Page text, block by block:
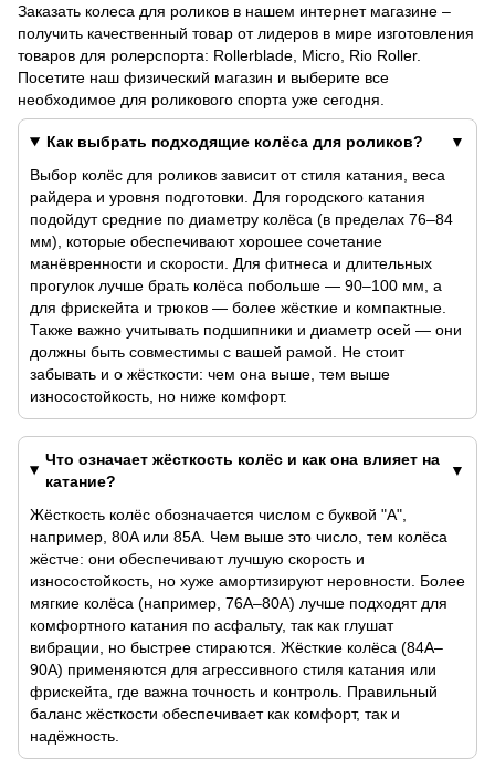
Заказать колеса для роликов в нашем интернет магазине –
получить качественный товар от лидеров в мире изготовления
товаров для ролерспорта: Rollerblade, Micro, Rio Roller.
Посетите наш физический магазин и выберите все
необходимое для роликового спорта уже сегодня.
Как выбрать подходящие колёса для роликов?
Выбор колёс для роликов зависит от стиля катания, веса
райдера и уровня подготовки. Для городского катания
подойдут средние по диаметру колёса (в пределах 76–84
мм), которые обеспечивают хорошее сочетание
манёвренности и скорости. Для фитнеса и длительных
прогулок лучше брать колёса побольше — 90–100 мм, а
для фрискейта и трюков — более жёсткие и компактные.
Также важно учитывать подшипники и диаметр осей — они
должны быть совместимы с вашей рамой. Не стоит
забывать и о жёсткости: чем она выше, тем выше
износостойкость, но ниже комфорт.
Что означает жёсткость колёс и как она влияет на
катание?
Жёсткость колёс обозначается числом с буквой "А",
например, 80A или 85A. Чем выше это число, тем колёса
жёстче: они обеспечивают лучшую скорость и
износостойкость, но хуже амортизируют неровности. Более
мягкие колёса (например, 76A–80A) лучше подходят для
комфортного катания по асфальту, так как глушат
вибрации, но быстрее стираются. Жёсткие колёса (84A–
90A) применяются для агрессивного стиля катания или
фрискейта, где важна точность и контроль. Правильный
баланс жёсткости обеспечивает как комфорт, так и
надёжность.